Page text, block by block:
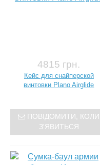
4815 грн.
Кейс для снайперской
винтовки Plano Airglide
ПОВІДОМИТИ, КОЛИ
З'ЯВИТЬСЯ